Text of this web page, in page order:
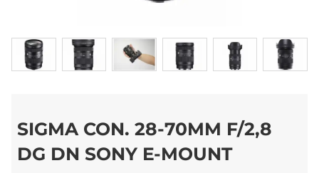
SIGMA CON. 28-70MM F/2,8
DG DN SONY E-MOUNT